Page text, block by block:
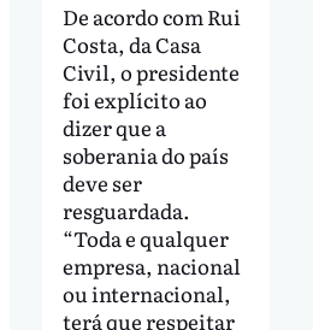
De acordo com Rui
Costa, da Casa
Civil, o presidente
foi explícito ao
dizer que a
soberania do país
deve ser
resguardada.
“Toda e qualquer
empresa, nacional
ou internacional,
terá que respeitar